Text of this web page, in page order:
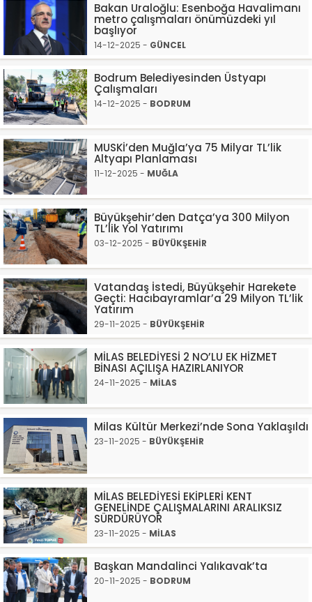
Bakan Uraloğlu: Esenboğa Havalimanı
metro çalışmaları önümüzdeki yıl
başlıyor
14-12-2025 - GÜNCEL
Bodrum Belediyesinden Üstyapı
Çalışmaları
14-12-2025 - BODRUM
MUSKİ’den Muğla’ya 75 Milyar TL’lik
Altyapı Planlaması
11-12-2025 - MUĞLA
Büyükşehir’den Datça’ya 300 Milyon
TL’lik Yol Yatırımı
03-12-2025 - BÜYÜKŞEHİR
Vatandaş İstedi, Büyükşehir Harekete
Geçti: Hacıbayramlar’a 29 Milyon TL’lik
Yatırım
29-11-2025 - BÜYÜKŞEHİR
MİLAS BELEDİYESİ 2 NO’LU EK HİZMET
BİNASI AÇILIŞA HAZIRLANIYOR
24-11-2025 - MİLAS
Milas Kültür Merkezi’nde Sona Yaklaşıldı
23-11-2025 - BÜYÜKŞEHİR
MİLAS BELEDİYESİ EKİPLERİ KENT
GENELİNDE ÇALIŞMALARINI ARALIKSIZ
SÜRDÜRÜYOR
23-11-2025 - MİLAS
Başkan Mandalinci Yalıkavak’ta
20-11-2025 - BODRUM